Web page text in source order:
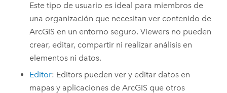
Este tipo de usuario es ideal para miembros de
una organización que necesitan ver contenido de
ArcGIS en un entorno seguro.Viewers no pueden
crear, editar, compartir ni realizar análisis en
elementos ni datos.
Editor: Editors pueden ver y editar datos en
mapas y aplicaciones de ArcGIS que otros